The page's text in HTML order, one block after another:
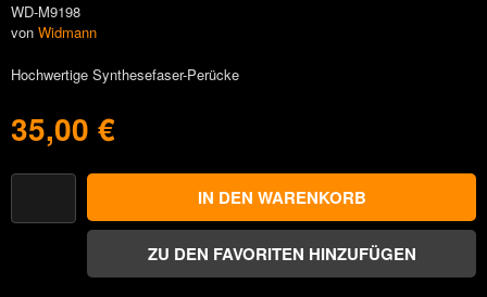
WD-M9198
von Widmann
Hochwertige Synthesefaser-Perücke
35,00 €